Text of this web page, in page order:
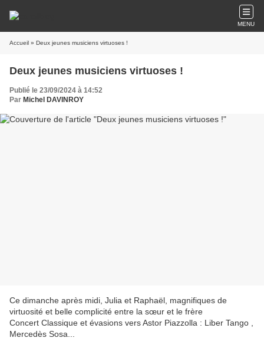
MENU
Accueil » Deux jeunes musiciens virtuoses !
Deux jeunes musiciens virtuoses !
Publié le 23/09/2024 à 14:52
Par Michel DAVINROY
Ce dimanche après midi, Julia et Raphaël, magnifiques de
virtuosité et belle complicité entre la sœur et le frère
Concert Classique et évasions vers Astor Piazzolla : Liber Tango ,
Mercedès Sosa...